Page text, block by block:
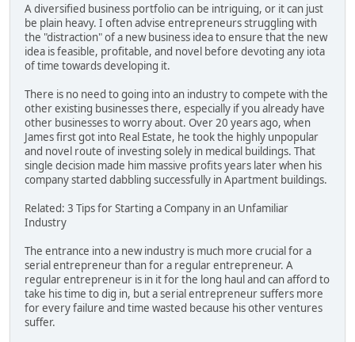
A diversified business portfolio can be intriguing, or it can just
be plain heavy. I often advise entrepreneurs struggling with
the "distraction" of a new business idea to ensure that the new
idea is feasible, profitable, and novel before devoting any iota
of time towards developing it.
There is no need to going into an industry to compete with the
other existing businesses there, especially if you already have
other businesses to worry about. Over 20 years ago, when
James first got into Real Estate, he took the highly unpopular
and novel route of investing solely in medical buildings. That
single decision made him massive profits years later when his
company started dabbling successfully in Apartment buildings.
Related: 3 Tips for Starting a Company in an Unfamiliar
Industry
The entrance into a new industry is much more crucial for a
serial entrepreneur than for a regular entrepreneur. A
regular entrepreneur is in it for the long haul and can afford to
take his time to dig in, but a serial entrepreneur suffers more
for every failure and time wasted because his other ventures
suffer.